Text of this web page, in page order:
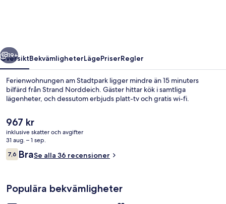
Nästa
19+
ÖversiktBekvämligheterLägePriserRegler
Ferienwohnungen am Stadtpark ligger mindre än 15 minuters
bilfärd från Strand Norddeich. Gäster hittar kök i samtliga
lägenheter, och dessutom erbjuds platt-tv och gratis wi-fi.
Det
nuvarande
priset
är
967 kr
967 kr
inklusive skatter och avgifter
31 aug. – 1 sep.
Recensioner
7,67,6 av 10,
BraSe alla 36 recensioner
Populära bekvämligheter